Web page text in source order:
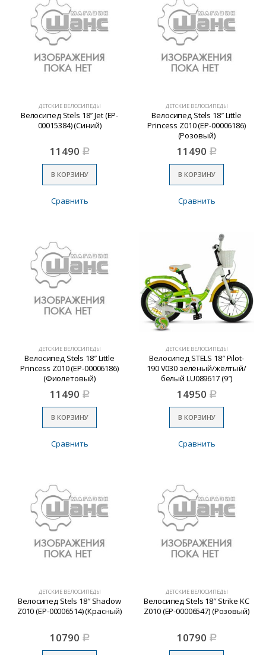
ДЕТСКИЕ ВЕЛОСИПЕДЫ
Велосипед Stels 18″ Jet (EP-
00015384) (Синий)
11490 Р
В КОРЗИНУ
Сравнить
ДЕТСКИЕ ВЕЛОСИПЕДЫ
Велосипед Stels 18″ Little
Princess Z010 (EP-00006186)
(Розовый)
11490 Р
В КОРЗИНУ
Сравнить
ДЕТСКИЕ ВЕЛОСИПЕДЫ
Велосипед Stels 18″ Little
Princess Z010 (EP-00006186)
(Фиолетовый)
11490 Р
В КОРЗИНУ
Сравнить
ДЕТСКИЕ ВЕЛОСИПЕДЫ
Велосипед STELS 18″ Pilot-
190 V030 зелёный/жёлтый/
белый LU089617 (9″)
14950 Р
В КОРЗИНУ
Сравнить
ДЕТСКИЕ ВЕЛОСИПЕДЫ
Велосипед Stels 18″ Shadow
Z010 (EP-00006514) (Красный)
10790 Р
ДЕТСКИЕ ВЕЛОСИПЕДЫ
Велосипед Stels 18″ Strike KC
Z010 (EP-00006547) (Розовый)
10790 Р